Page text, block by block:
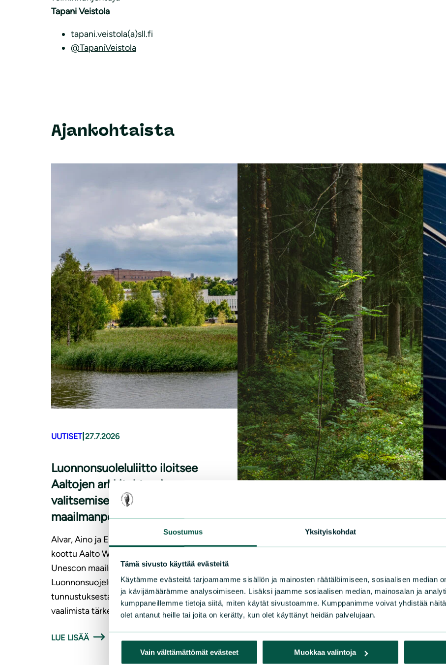
Suostumus Yksityiskohdat
Tämä sivusto käyttää evästeitä
Käytämme evästeitä tarjoamamme sisällön ja mainosten räätälöimiseen, sosiaalisen median
ja kävijämäärämme analysoimiseen. Lisäksi jaamme sosiaalisen median, mainosalan ja
kumppaneillemme tietoja siitä, miten käytät sivustoamme. Kumppanimme voivat yhdistää
olet antanut heille tai joita on kerätty, kun olet käyttänyt heidän palvelujaan.
Vain välttämättömät evästeet Muokkaa valintoja
Tapani Veistola
tapani.veistola(a)sll.fi
@TapaniVeistola
Ajankohtaista
UUTISET| 27.7.2026
Luonnonsuoleluliitto iloitsee
Aaltojen arkkitehtuurin
valitsemisesta Unescon
maailmanperintökohteeksi
Alvar, Aino ja Elissa Aallon arkkitehtuurista
koottu Aalto Works -sarja on hyväksytty
Unescon maailmanperintökohteeksi.
Luonnonsuojeluliitto on tyytyväinen
tunnustuksesta ja pitää kulttuuriperinnön
vaalimista tärkeänä.
LUE LISÄÄ
2.4.2025
metsätalousvaliokunnalle,
ympärstövaliokunnalle sekä
talousvaliokunnalle hallituksen
esityksestä eduskunnalle laiksi
kiinteän omaisuuden ja erityisten
oikeuksien lunastuksesta annetun